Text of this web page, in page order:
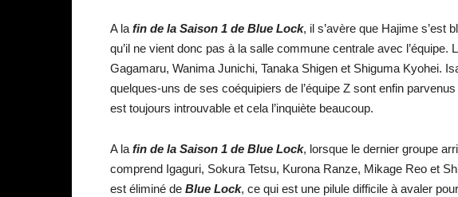
A la fin de la Saison 1 de Blue Lock, il s’avère que Hajime s’est
qu’il ne vient donc pas à la salle commune centrale avec
Gagamaru, Wanima Junichi, Tanaka Shigen et Shiguma Kyohei.
quelques-uns de ses coéquipiers de l’équipe Z sont enfin
est toujours introuvable et cela l’inquiète beaucoup.
A la fin de la Saison 1 de Blue Lock, lorsque le dernier groupe
comprend Igaguri, Sokura Tetsu, Kurona Ranze, Mikage Reo et
est éliminé de Blue Lock, ce qui est une pilule difficile à avaler